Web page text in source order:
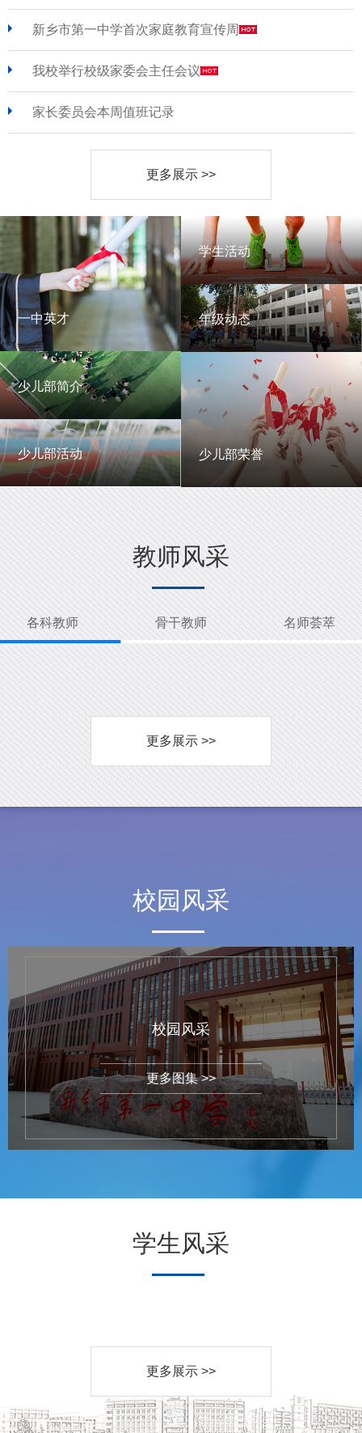
新乡市第一中学首次家庭教育宣传周
我校举行校级家委会主任会议
家长委员会本周值班记录
更多展示 >>
一中英才
一中英才
少儿部简介
少儿部简介
少儿部活动
少儿部活动
学生活动
学生活动
年级动态
年级动态
少儿部荣誉
少儿部荣誉
教师风采
各科教师 骨干教师 名师荟萃
更多展示 >>
校园风采
校园风采
更多图集 >>
学生风采
更多展示 >>